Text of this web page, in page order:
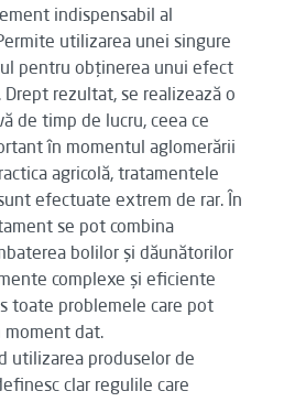
indispensabil al
utilizarea unei singure
pentru obținerea unui efect
rezultat, se realizează o
de timp de lucru, ceea ce
în momentul aglomerării
agricolă, tratamentele
efectuate extrem de rar. În
se pot combina
bolilor și dăunătorilor
complexe și eficiente
toate problemele care pot
moment dat.
utilizarea produselor de
clar regulile care